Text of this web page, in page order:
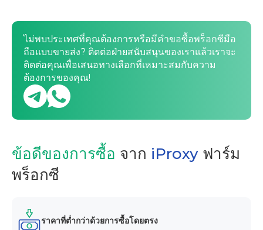
ไม่พบประเทศที่คุณต้องการหรือมีคำขอซื้อพร็อกซีมือ
ถือแบบขายส่ง? ติดต่อฝ่ายสนับสนุนของเราแล้วเราจะ
ติดต่อคุณเพื่อเสนอทางเลือกที่เหมาะสมกับความ
ต้องการของคุณ!
ข้อดีของการซื้อ จาก iProxy ฟาร์ม
พร็อกซี
ราคาที่ต่ำกว่าด้วยการซื้อโดยตรง